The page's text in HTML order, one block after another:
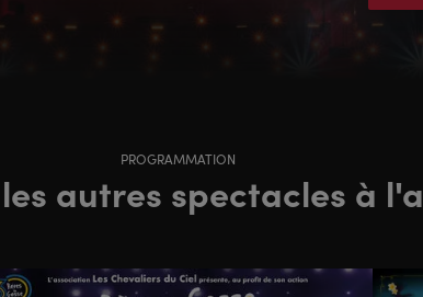
PROGRAMMATION
autres spectacles à